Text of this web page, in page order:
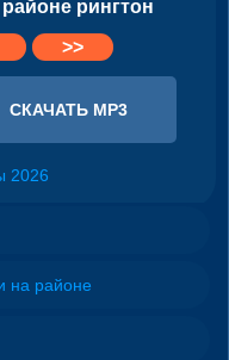
рингтон
>>
СКАЧАТЬ MP3
2026
на районе